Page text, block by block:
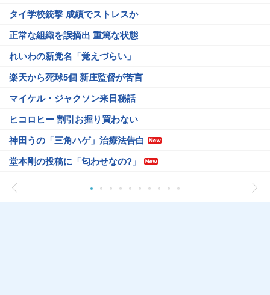
タイ学校銃撃 成績でストレスか
正常な組織を誤摘出 重篤な状態
れいわの新党名「覚えづらい」
楽天から死球5個 新庄監督が苦言
マイケル・ジャクソン来日秘話
ヒコロヒー 割引お握り買わない
神田うの「三角ハゲ」治療法告白
堂本剛の投稿に「匂わせなの?」